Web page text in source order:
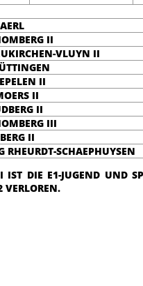
II
VLUYN II
II
II
II
III
II
RHEURDT-SCHAEPHUYSEN
DIE E1-JUGEND UND